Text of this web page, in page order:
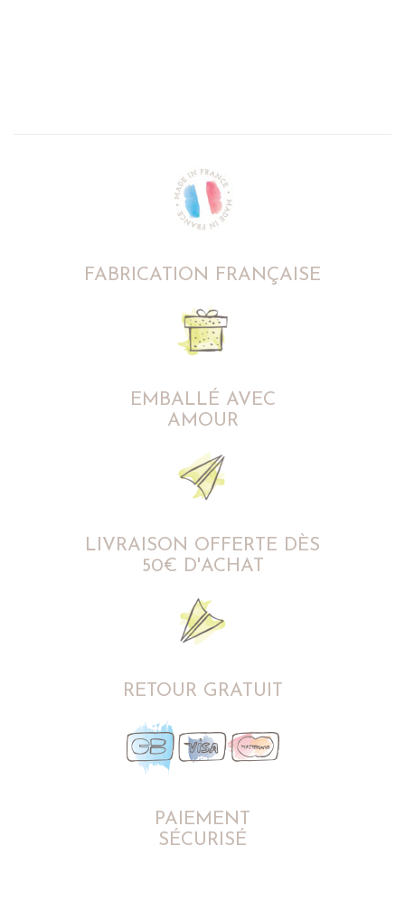
FABRICATION FRANÇAISE
EMBALLÉ AVEC
AMOUR
LIVRAISON OFFERTE DÈS
50€ D'ACHAT
RETOUR GRATUIT
PAIEMENT
SÉCURISÉ